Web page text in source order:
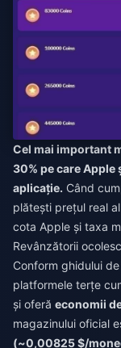
Cel mai important
30% pe care
aplicație. Când
plătești prețul real
cota Apple și taxa
Revânzătorii
Conform ghidului
platformele terțe
și oferă economii
magazinului oficial
(~0,00825 $/